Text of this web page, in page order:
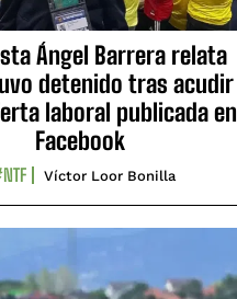
Ángel Barrera relata
detenido tras acudir
laboral publicada en
Facebook
Víctor Loor Bonilla